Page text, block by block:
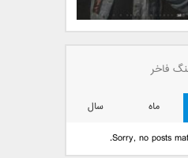
یاسینی بنام دورترین نزدیک
فاخر
ماه
سال
Sorry, no posts